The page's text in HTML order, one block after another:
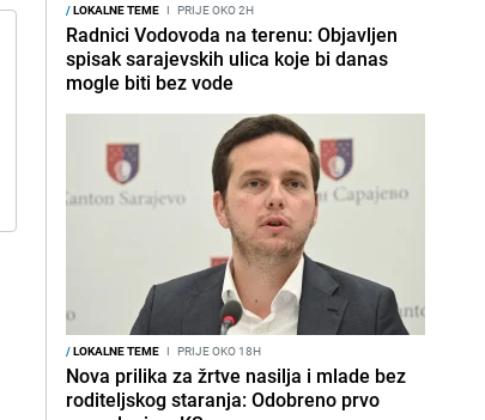
/LOKALNE TEME I PRIJE OKO 2H
Radnici Vodovoda na terenu: Objavljen
spisak sarajevskih ulica koje bi danas
mogle biti bez vode
/LOKALNE TEME I PRIJE OKO 18H
Nova prilika za žrtve nasilja i mlade bez
roditeljskog staranja: Odobreno prvo